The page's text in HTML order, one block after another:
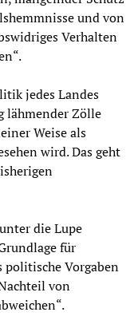
und von
Verhalten
jedes Landes
lähmender Zölle
Weise als
wird. Das geht
die Lupe
für
politische Vorgaben
von